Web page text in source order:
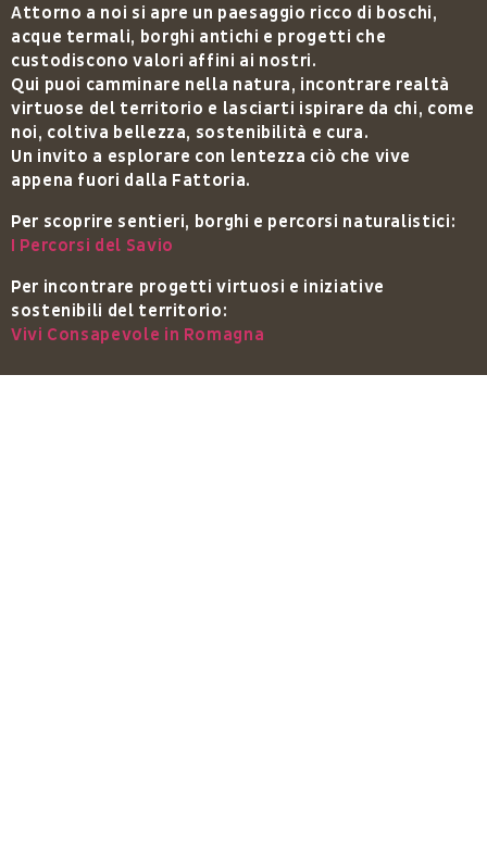
Attorno a noi si apre un paesaggio ricco di boschi,
acque termali, borghi antichi e progetti che
custodiscono valori affini ai nostri.
Qui puoi camminare nella natura, incontrare realtà
virtuose del territorio e lasciarti ispirare da chi, come
noi, coltiva bellezza, sostenibilità e cura.
Un invito a esplorare con lentezza ciò che vive
appena fuori dalla Fattoria.
Per scoprire sentieri, borghi e percorsi naturalistici:
I Percorsi del Savio
Per incontrare progetti virtuosi e iniziative
sostenibili del territorio:
Vivi Consapevole in Romagna